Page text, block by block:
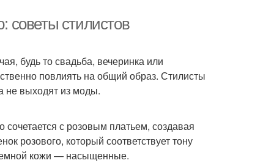
советы стилистов
будь то свадьба, вечеринка или
повлиять на общий образ. Стилисты
не выходят из моды.
с розовым платьем, создавая
розового, который соответствует тону
кожи — насыщенные.